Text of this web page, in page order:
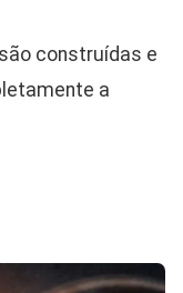
construídas e
a